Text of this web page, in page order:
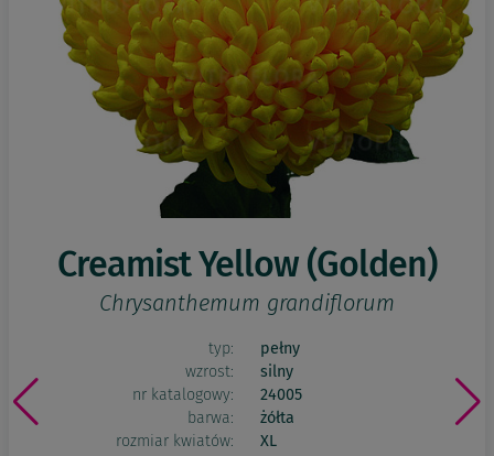
Creamist Yellow (Golden)
Chrysanthemum grandiflorum
typ:
pełny
wzrost:
silny
nr katalogowy:
24005
barwa:
żółta
rozmiar kwiatów:
XL